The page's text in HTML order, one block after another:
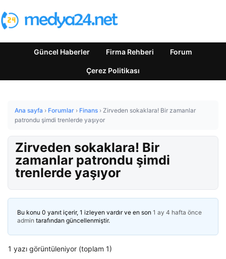
Güncel Haberler Firma Rehberi Forum
Çerez Politikası
Ana sayfa › Forumlar › Finans › Zirveden sokaklara! Bir zamanlar
patrondu şimdi trenlerde yaşıyor
Zirveden sokaklara! Bir
zamanlar patrondu şimdi
trenlerde yaşıyor
Bu konu 0 yanıt içerir, 1 izleyen vardır ve en son 1 ay 4 hafta önce
admin tarafından güncellenmiştir.
1 yazı görüntüleniyor (toplam 1)